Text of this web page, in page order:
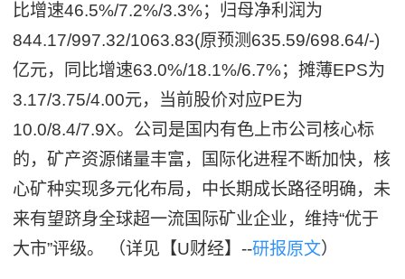
比增速46.5%/7.2%/3.3%；归母净利润为
844.17/997.32/1063.83(原预测635.59/698.64/-)
亿元，同比增速63.0%/18.1%/6.7%；摊薄EPS为
3.17/3.75/4.00元，当前股价对应PE为
10.0/8.4/7.9X。公司是国内有色上市公司核心标
的，矿产资源储量丰富，国际化进程不断加快，核
心矿种实现多元化布局，中长期成长路径明确，未
来有望跻身全球超一流国际矿业企业，维持“优于
大市”评级。 （详见【U财经】--研报原文）